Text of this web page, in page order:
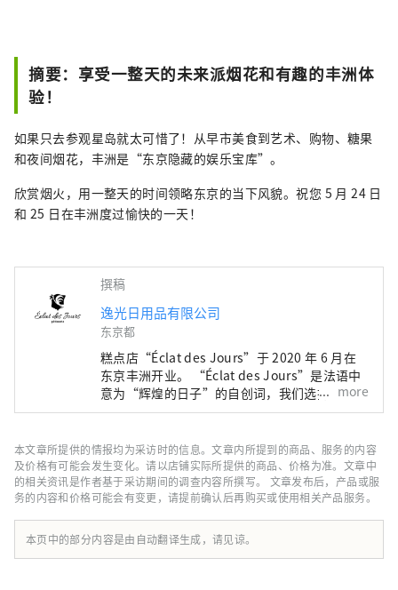
摘要：享受一整天的未来派烟花和有趣的丰洲体
验！
如果只去参观星岛就太可惜了！从早市美食到艺术、购物、糖果
和夜间烟花，丰洲是“东京隐藏的娱乐宝库”。
欣赏烟火，用一整天的时间领略东京的当下风貌。祝您 5 月 24 日
和 25 日在丰洲度过愉快的一天！
撰稿
逸光日用品有限公司
东京都
糕点店“Éclat des Jours”于 2020 年 6 月在
东京丰洲开业。 “Éclat des Jours”是法语中
意为“辉煌的日子”的自创词，我们选择这个词
来表达我们的愿望，希望我们的糖果能够在特殊
煌的日子”增添色彩。 Éclat des Jours 甜点的
理念是“新鲜”、“入口即化的口感”和“顺
滑”。店主中山洋平主厨以在法国研修时学到的
技术和口味为基础，非常注重创造出日本人熟悉
且易于食用的食物口感。我的目标是在简单的构
图中增加对比度，并发挥出原料本身的最佳风
more
本文章所提供的情报均为采访时的信息。文章内所提到的商品、服务的内容
及价格有可能会发生变化。请以店铺实际所提供的商品、价格为准。文章中
的相关资讯是作者基于采访期间的调查内容所撰写。 文章发布后，产品或服
务的内容和价格可能会有变更，请提前确认后再购买或使用相关产品服务。
本页中的部分内容是由自动翻译生成，请见谅。